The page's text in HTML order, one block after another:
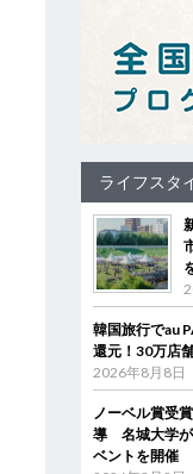
ライフスタ
韓国旅行でau
還元！30万店
2026年8月8日
ノーベル賞受
導 名城大学が
ベントを開催